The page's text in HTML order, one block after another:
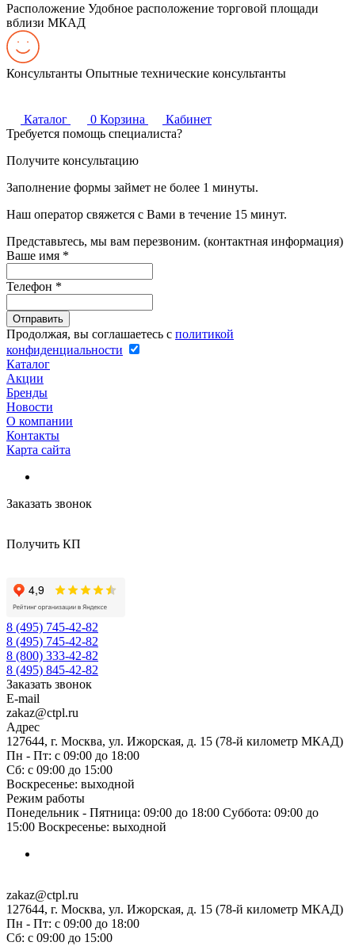
Расположение Удобное расположение торговой площади
вблизи МКАД
Консультанты Опытные технические консультанты
Каталог 0 Корзина
Кабинет
Требуется помощь специалиста?
Получите консультацию
Заполнение формы займет не более 1 минуты.
Наш оператор свяжется с Вами в течение 15 минут.
Представьтесь, мы вам перезвоним. (контактная информация)
Ваше имя *
Телефон *
Продолжая, вы соглашаетесь с политикой
конфиденциальности
Каталог
Акции
Бренды
Новости
О компании
Контакты
Карта сайта
Заказать звонок
Получить КП
8 (495) 745-42-82
8 (495) 745-42-82
8 (800) 333-42-82
8 (495) 845-42-82
Заказать звонок
E-mail
zakaz@ctpl.ru
Адрес
127644, г. Москва, ул. Ижорская, д. 15 (78-й километр МКАД)
Пн - Пт: с 09:00 до 18:00
Сб: с 09:00 до 15:00
Воскресенье: выходной
Режим работы
Понедельник - Пятница: 09:00 до 18:00 Суббота: 09:00 до
15:00 Воскресенье: выходной
zakaz@ctpl.ru
127644, г. Москва, ул. Ижорская, д. 15 (78-й километр МКАД)
Пн - Пт: с 09:00 до 18:00
Сб: с 09:00 до 15:00